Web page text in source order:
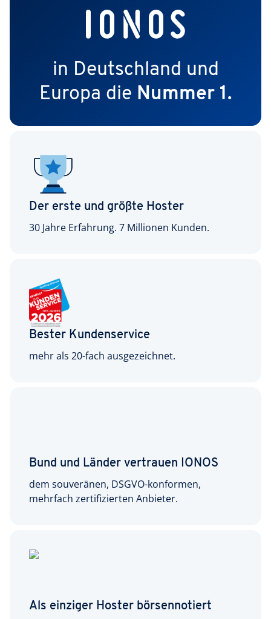
in Deutschland und
Europa die Nummer 1.
Der erste und größte Hoster
30 Jahre Erfahrung. 7 Millionen Kunden.
Bester Kundenservice
mehr als 20-fach ausgezeichnet.
Bund und Länder vertrauen IONOS
dem souveränen, DSGVO-konformen,
mehrfach zertifizierten Anbieter.
Als einziger Hoster börsennotiert